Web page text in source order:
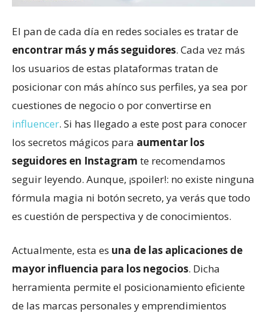
El pan de cada día en redes sociales es tratar de
encontrar más y más seguidores. Cada vez más
los usuarios de estas plataformas tratan de
posicionar con más ahínco sus perfiles, ya sea por
cuestiones de negocio o por convertirse en
influencer. Si has llegado a este post para conocer
los secretos mágicos para aumentar los
seguidores en Instagram te recomendamos
seguir leyendo. Aunque, ¡spoiler!: no existe ninguna
fórmula magia ni botón secreto, ya verás que todo
es cuestión de perspectiva y de conocimientos.
Actualmente, esta es una de las aplicaciones de
mayor influencia para los negocios. Dicha
herramienta permite el posicionamiento eficiente
de las marcas personales y emprendimientos